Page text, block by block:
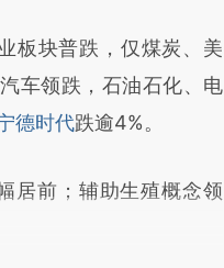
块普跌，仅煤炭、美
车领跌，石油石化、电
德时代跌逾4%。
前；辅助生殖概念领